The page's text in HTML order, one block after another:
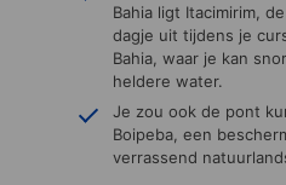
Bahia ligt Itacimirim,
dagje uit tijdens je
Bahia, waar je kan
heldere water.
Je zou ook de pont
Boipeba, een
verrassend